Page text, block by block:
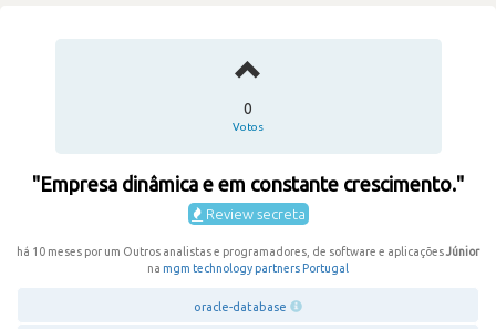
0
Votos
"Empresa dinâmica e em constante crescimento."
Review secreta
há 10 meses por um Outros analistas e programadores, de software e aplicaçõesJúnior
na mgm technology partners Portugal
oracle-database